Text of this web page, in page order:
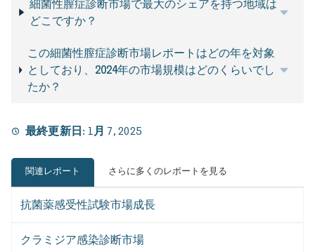
細菌性膣症診断市場で最大のシェアを持つ地域は
どこですか？
この細菌性膣症診断市場レポートはどの年を対象
としており、2024年の市場規模はどのくらいでし
たか？
最終更新日: 1月 7, 2025
関連レポート さらに多くのレポートを見る
抗菌薬感受性試験市場成長
クラミジア感染診断市場